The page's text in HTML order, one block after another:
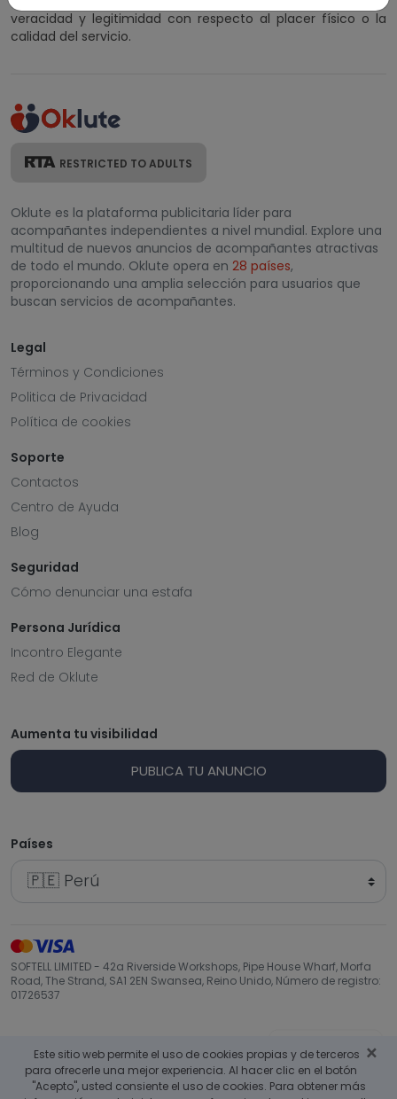
veracidad y legitimidad con respecto al placer físico o la
calidad del servicio.
RESTRICTED TO ADULTS
Oklute es la plataforma publicitaria líder para
acompañantes independientes a nivel mundial. Explore una
multitud de nuevos anuncios de acompañantes atractivas
de todo el mundo. Oklute opera en 28 países,
proporcionando una amplia selección para usuarios que
buscan servicios de acompañantes.
Legal
Términos y Condiciones
Politica de Privacidad
Política de cookies
Soporte
Contactos
Centro de Ayuda
Blog
Seguridad
Cómo denunciar una estafa
Persona Jurídica
Incontro Elegante
Red de Oklute
Aumenta tu visibilidad
PUBLICA TU ANUNCIO
Países
SOFTELL LIMITED - 42a Riverside Workshops, Pipe House Wharf, Morfa
Road, The Strand, SA1 2EN Swansea, Reino Unido, Número de registro:
01726537
×
Este sitio web permite el uso de cookies propias y de terceros
para ofrecerle una mejor experiencia. Al hacer clic en el botón
"Acepto", usted consiente el uso de cookies. Para obtener más